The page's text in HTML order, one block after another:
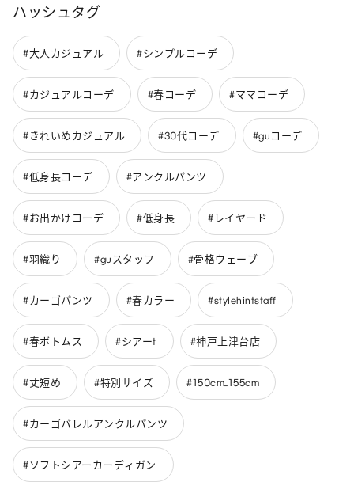
ハッシュタグ
#大人カジュアル #シンプルコーデ
#カジュアルコーデ #春コーデ #ママコーデ
#きれいめカジュアル #30代コーデ #guコーデ
#低身長コーデ #アンクルパンツ
#お出かけコーデ #低身長 #レイヤード
#羽織り #guスタッフ #骨格ウェーブ
#カーゴパンツ #春カラー #stylehintstaff
#春ボトムス #シアーt #神戸上津台店
#丈短め #特別サイズ #150cm_155cm
#カーゴバレルアンクルパンツ
#ソフトシアーカーディガン